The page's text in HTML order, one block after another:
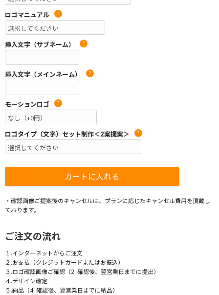
ロゴマニュアル ?
挿入文字（サブネーム） ?
挿入文字（メインネーム） ?
モーションロゴ ?
ロゴタイプ（文字）セット制作＜2案提案＞ ?
・確認画像ご提案後のキャンセルは、プランに応じたキャンセル費用を頂戴し
ております。
ご注文の流れ
１.インターネットからご注文
２.お支払（クレジットカードまたはお振込）
３.ロゴ確認画像ご確認（2. 確認後、翌営業日までに提出）
４.デザイン確定
５.納品（4. 確認後、翌営業日までに納品）